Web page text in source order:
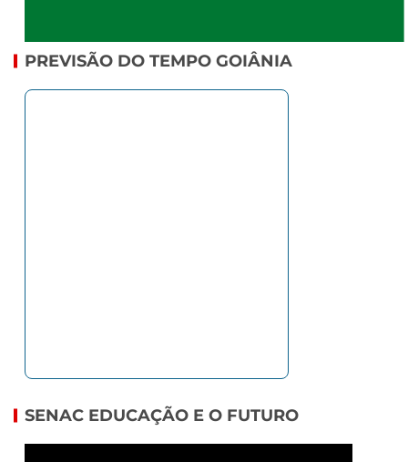
PREVISÃO DO TEMPO GOIÂNIA
SENAC EDUCAÇÃO E O FUTURO